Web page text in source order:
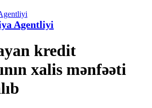
Agentliyi
kredit
xalis mənfəəti